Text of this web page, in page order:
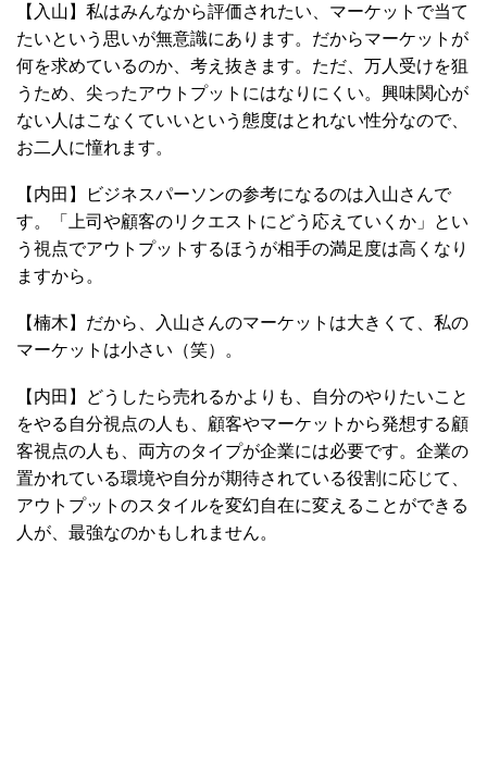
【入山】私はみんなから評価されたい、マーケットで当て
たいという思いが無意識にあります。だからマーケットが
何を求めているのか、考え抜きます。ただ、万人受けを狙
うため、尖ったアウトプットにはなりにくい。興味関心が
ない人はこなくていいという態度はとれない性分なので、
お二人に憧れます。
【内田】ビジネスパーソンの参考になるのは入山さんで
す。「上司や顧客のリクエストにどう応えていくか」とい
う視点でアウトプットするほうが相手の満足度は高くなり
ますから。
【楠木】だから、入山さんのマーケットは大きくて、私の
マーケットは小さい（笑）。
【内田】どうしたら売れるかよりも、自分のやりたいこと
をやる自分視点の人も、顧客やマーケットから発想する顧
客視点の人も、両方のタイプが企業には必要です。企業の
置かれている環境や自分が期待されている役割に応じて、
アウトプットのスタイルを変幻自在に変えることができる
人が、最強なのかもしれません。